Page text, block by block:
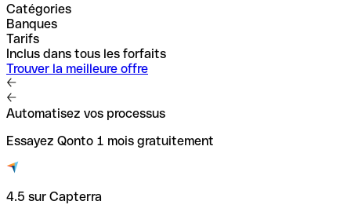
Catégories
Banques
Tarifs
Inclus dans tous les forfaits
Trouver la meilleure offre
Automatisez vos processus
Essayez Qonto 1 mois gratuitement
4.5 sur Capterra